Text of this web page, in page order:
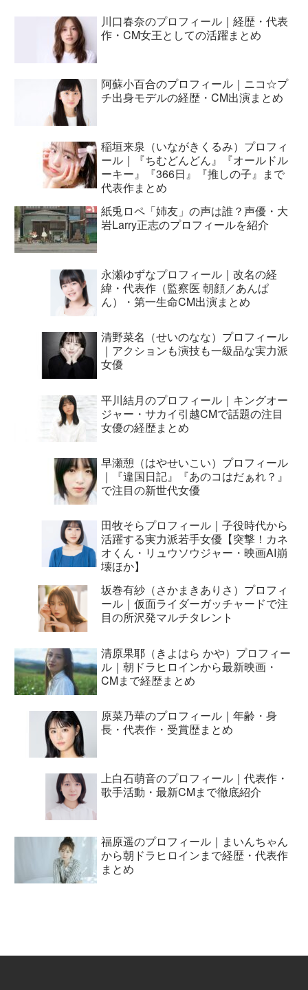
川口春奈のプロフィール｜経歴・代表
作・CM女王としての活躍まとめ
阿蘇小百合のプロフィール｜ニコ☆プ
チ出身モデルの経歴・CM出演まとめ
稲垣来泉（いながきくるみ）プロフィ
ール｜『ちむどんどん』『オールドル
ーキー』『366日』『推しの子』まで
代表作まとめ
紙兎ロペ「姉友」の声は誰？声優・大
岩Larry正志のプロフィールを紹介
永瀬ゆずなプロフィール｜改名の経
緯・代表作（監察医 朝顔／あんぱ
ん）・第一生命CM出演まとめ
清野菜名（せいのなな）プロフィール
｜アクションも演技も一級品な実力派
女優
平川結月のプロフィール｜キングオー
ジャー・サカイ引越CMで話題の注目
女優の経歴まとめ
早瀬憩（はやせいこい）プロフィール
｜『違国日記』『あのコはだぁれ？』
で注目の新世代女優
田牧そらプロフィール｜子役時代から
活躍する実力派若手女優【突撃！カネ
オくん・リュウソウジャー・映画AI崩
壊ほか】
坂巻有紗（さかまきありさ）プロフィ
ール｜仮面ライダーガッチャードで注
目の所沢発マルチタレント
清原果耶（きよはら かや）プロフィー
ル｜朝ドラヒロインから最新映画・
CMまで経歴まとめ
原菜乃華のプロフィール｜年齢・身
長・代表作・受賞歴まとめ
上白石萌音のプロフィール｜代表作・
歌手活動・最新CMまで徹底紹介
福原遥のプロフィール｜まいんちゃん
から朝ドラヒロインまで経歴・代表作
まとめ